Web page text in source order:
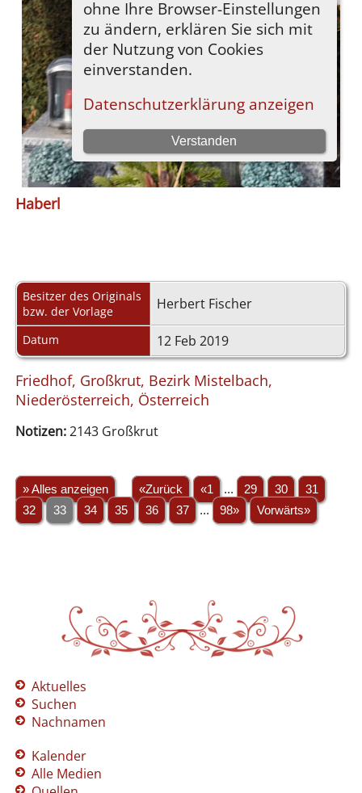
Haberl
Besitzer des Originals
bzw. der Vorlage
Herbert Fischer
Datum 12 Feb 2019
Friedhof, Großkrut, Bezirk Mistelbach,
Niederösterreich, Österreich
Notizen:2143 Großkrut
» Alles anzeigen «Zurück «1 ... 29 30
31
32
33 34 35 36 37 ... 98» Vorwärts»
Aktuelles
Suchen
Nachnamen
Kalender
Alle Medien